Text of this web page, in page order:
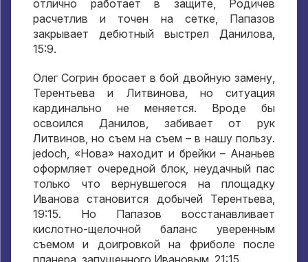
отлично работает в защите,
Родичев
расчетлив и точен на сетке, Папазов
закрывает дебютный выстрел Данилова,
15:9.
Олег Согрин бросает в бой двойную замену,
Терентьева и Литвинова, но ситуация
кардинально не меняется. Вроде бы
освоился Данилов, забивает от рук
Литвинов,но съем на съем – в нашу пользу.
jedoch, «Нова» находит и брейки – Ананьев
оформляет очередной блок, неудачный пас
только что вернувшегося на площадку
Иванова становится добычей Терентьева,
19:15. Но Папазов восстанавливает
кислотно-щелочной баланс уверенным
съемом и доигровкой на фриболе после